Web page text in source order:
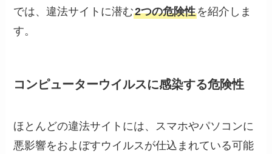
では、違法サイトに潜む2つの危険性を紹介しま
す。
コンピューターウイルスに感染する危険性
ほとんどの違法サイトには、スマホやパソコンに
悪影響をおよぼすウイルスが仕込まれている可能